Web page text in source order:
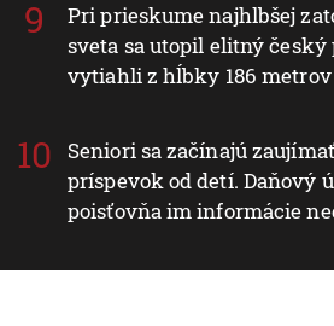
Pri prieskume najhlbšej
sveta sa utopil elitný český
vytiahli z hĺbky 186 metrov
Seniori sa začínajú
príspevok od detí. Daňový
poisťovňa im informácie